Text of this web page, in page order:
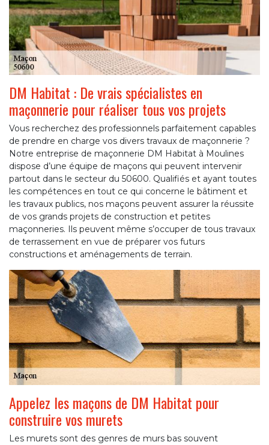
DM Habitat : De vrais spécialistes en
maçonnerie pour réaliser tous vos projets
Vous recherchez des professionnels parfaitement capables
de prendre en charge vos divers travaux de maçonnerie ?
Notre entreprise de maçonnerie DM Habitat à Moulines
dispose d’une équipe de maçons qui peuvent intervenir
partout dans le secteur du 50600. Qualifiés et ayant toutes
les compétences en tout ce qui concerne le bâtiment et
les travaux publics, nos maçons peuvent assurer la réussite
de vos grands projets de construction et petites
maçonneries. Ils peuvent même s’occuper de tous travaux
de terrassement en vue de préparer vos futurs
constructions et aménagements de terrain.
Appelez les maçons de DM Habitat pour
construire vos murets
Les murets sont des genres de murs bas souvent